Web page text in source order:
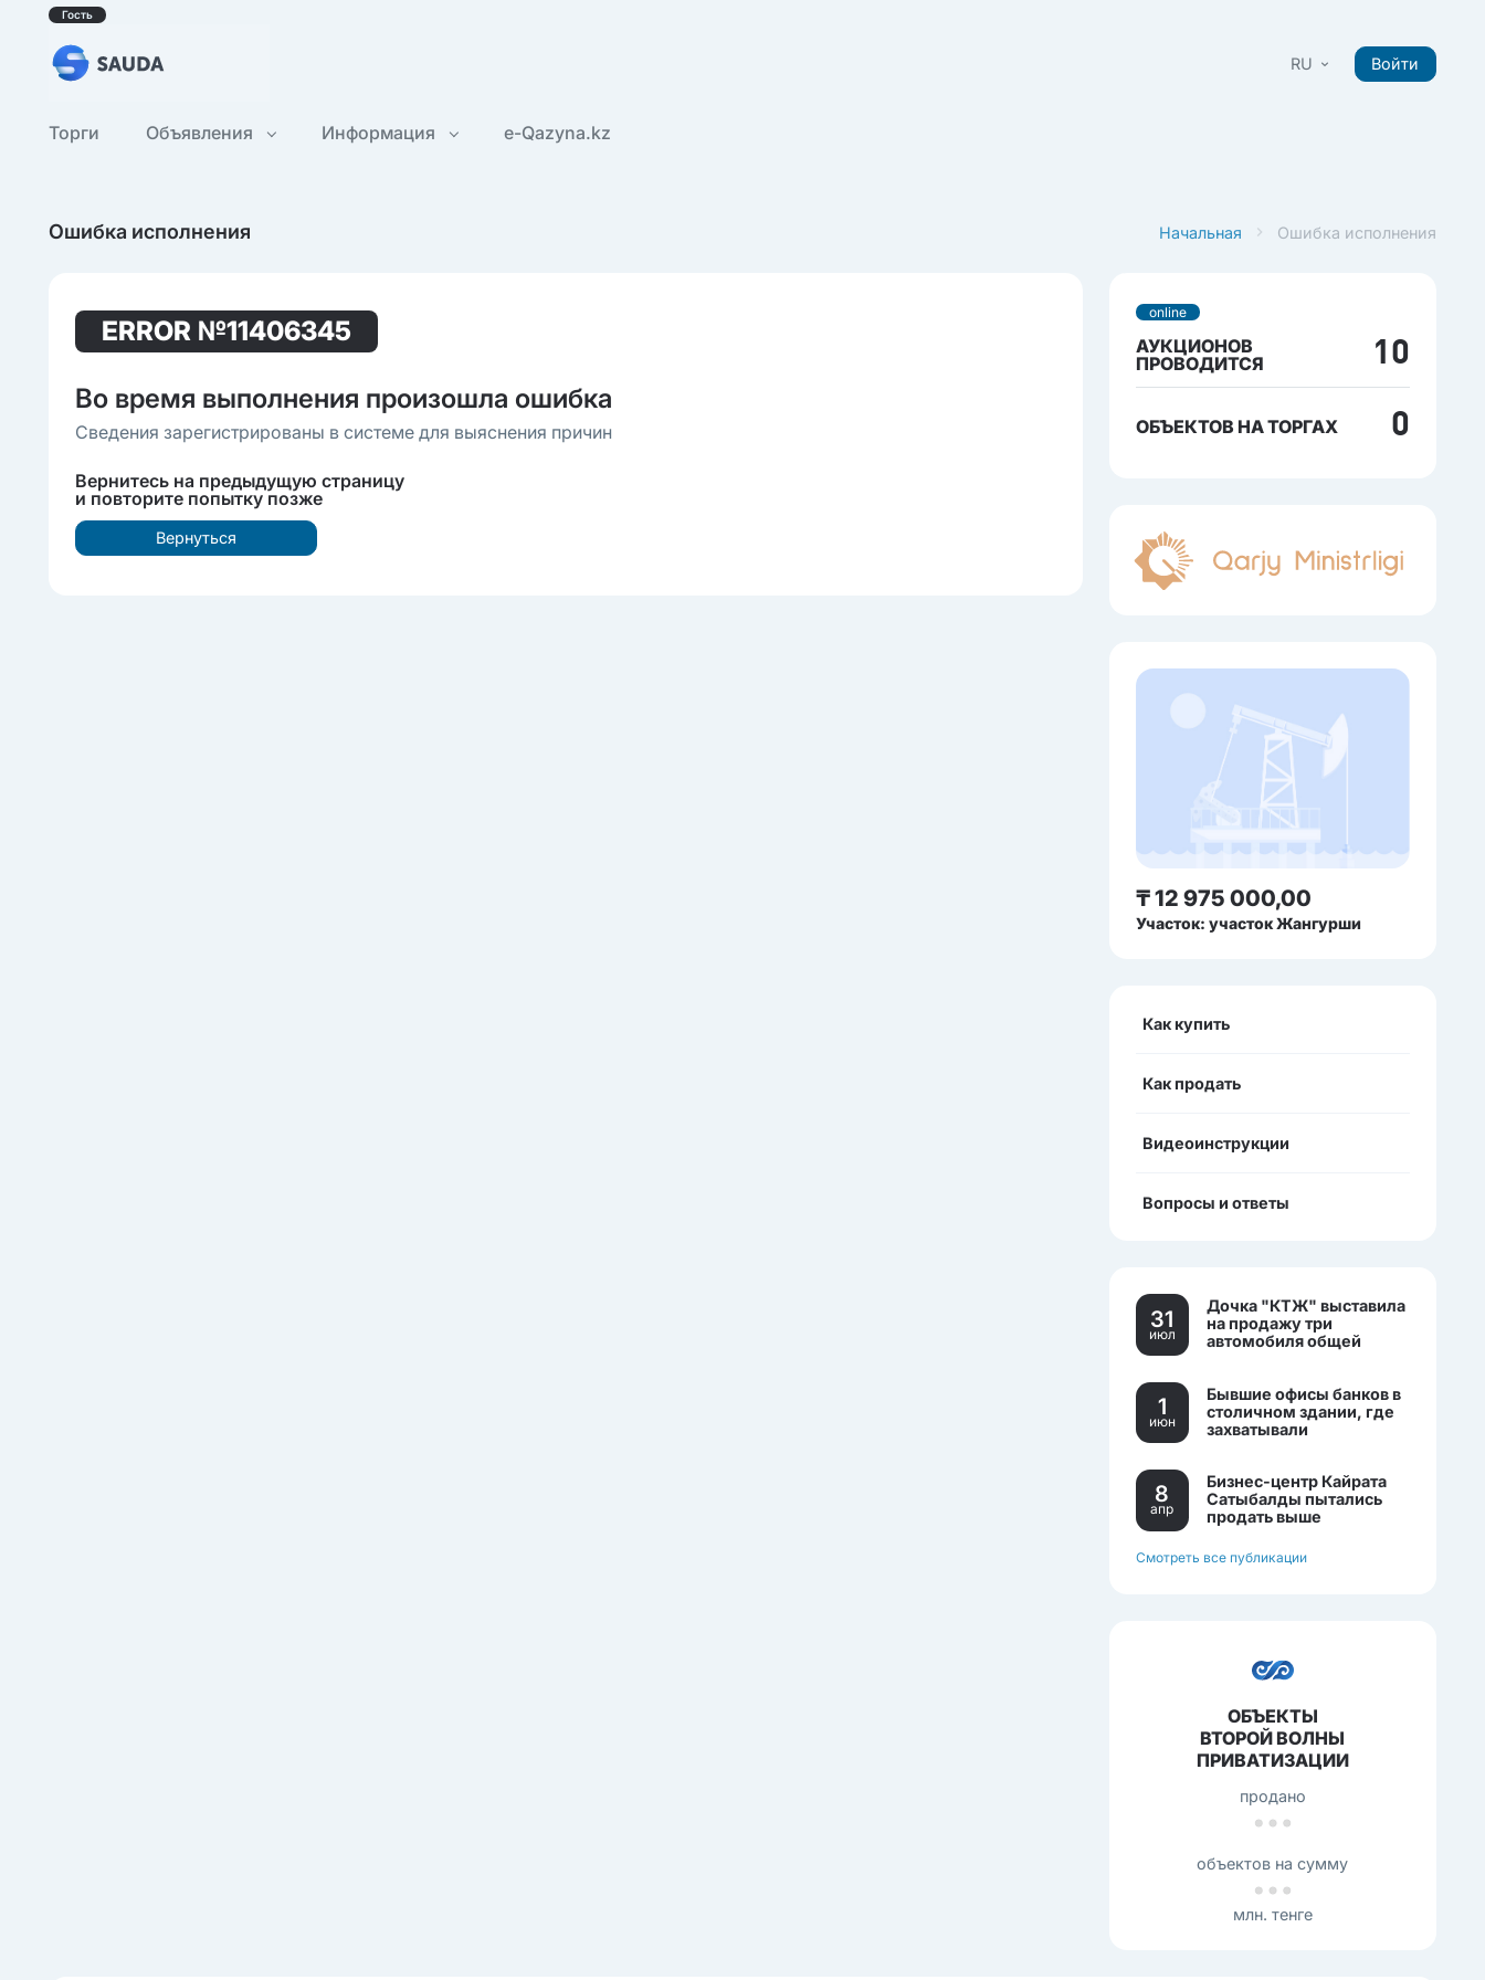
Гость
RU Войти
Торги Объявления Информация e-Qazyna.kz
Начальная Ошибка исполнения
Ошибка исполнения
ERROR №11406345
Во время выполнения произошла ошибка
Сведения зарегистрированы в системе для выяснения причин
Вернитесь на предыдущую страницу
и повторите попытку позже
Вернуться
online
АУКЦИОНОВ
ПРОВОДИТСЯ
10
ОБЪЕКТОВ НА ТОРГАХ 0
₸ 12 975 000,00
Участок: участок Жангурши
Как купить
Как продать
Видеоинструкции
Вопросы и ответы
31
июл
Дочка "КТЖ" выставила
на продажу три
автомобиля общей
1
июн
Бывшие офисы банков в
столичном здании, где
захватывали
8
апр
Бизнес-центр Кайрата
Сатыбалды пытались
продать выше
Смотреть все публикации
ОБЪЕКТЫ
ВТОРОЙ ВОЛНЫ
ПРИВАТИЗАЦИИ
продано
объектов на сумму
млн. тенге